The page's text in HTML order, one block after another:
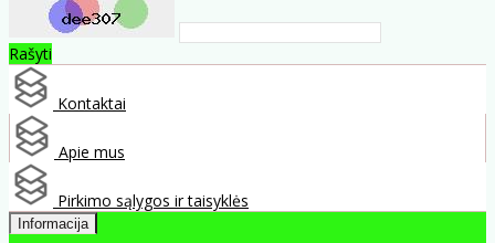
Rašyti
Kontaktai
Apie mus
Pirkimo sąlygos ir taisyklės
Informacija